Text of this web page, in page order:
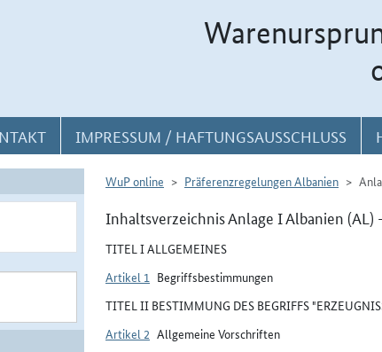
IMPRESSUM / HAFTUNGSAUSSCHLUSS
WuP online Präferenzregelungen Albanien
Inhaltsverzeichnis Anlage I Albanien (AL)
TITEL I ALLGEMEINES
Artikel 1 Begriffsbestimmungen
TITEL II BESTIMMUNG DES BEGRIFFS
Artikel 2 Allgemeine Vorschriften